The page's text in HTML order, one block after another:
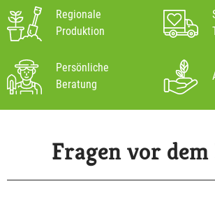
Regionale
Produktion
Persönliche
Beratung
Fragen vor